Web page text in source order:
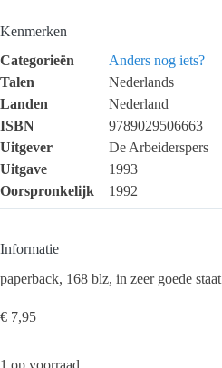
Kenmerken
Categorieën
Anders nog iets?
Talen
Nederlands
Landen
Nederland
ISBN
9789029506663
Uitgever
De Arbeiderspers
Uitgave
1993
Oorspronkelijk
1992
Informatie
paperback, 168 blz, in zeer goede staat
€ 7,95